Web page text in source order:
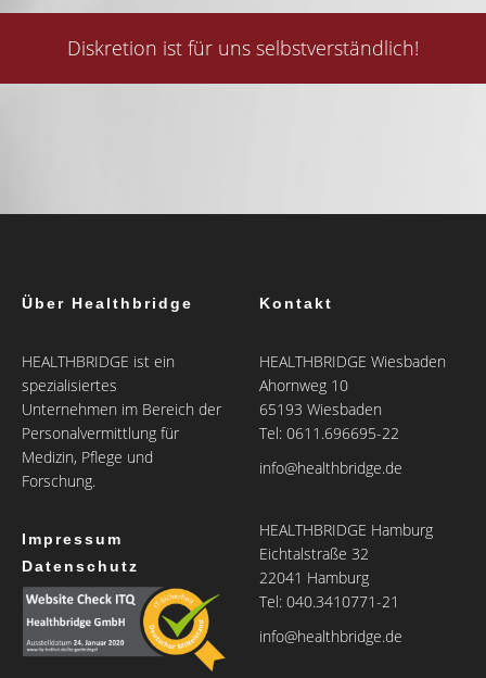
Diskretion ist für uns selbstverständlich!
Über Healthbridge
HEALTHBRIDGE ist ein
spezialisiertes
Unternehmen im Bereich der
Personalvermittlung für
Medizin, Pflege und
Forschung.
Impressum
Datenschutz
Kontakt
HEALTHBRIDGE Wiesbaden
Ahornweg 10
65193 Wiesbaden
Tel: 0611.696695-22
info@healthbridge.de
HEALTHBRIDGE Hamburg
Eichtalstraße 32
22041 Hamburg
Tel: 040.3410771-21
info@healthbridge.de